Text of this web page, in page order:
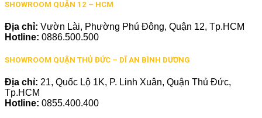
SHOWROOM QUẬN 12 – HCM
Địa chỉ: Vườn Lài, Phường Phú Đông, Quận 12, Tp.HCM
Hotline: 0886.500.500
SHOWROOM QUẬN THỦ ĐỨC – DĨ AN BÌNH DƯƠNG
Địa chỉ: 21, Quốc Lộ 1K, P. Linh Xuân, Quận Thủ Đức,
Tp.HCM
Hotline: 0855.400.400